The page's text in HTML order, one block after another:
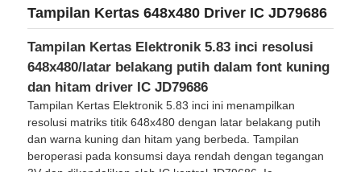
Tampilan Kertas 648x480 Driver IC JD79686
Tampilan Kertas Elektronik 5.83 inci resolusi
648x480/latar belakang putih dalam font kuning
dan hitam driver IC JD79686
Tampilan Kertas Elektronik 5.83 inci ini menampilkan
resolusi matriks titik 648x480 dengan latar belakang putih
dan warna kuning dan hitam yang berbeda. Tampilan
beroperasi pada konsumsi daya rendah dengan tegangan